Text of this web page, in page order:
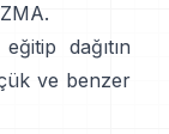
.
dağıtın
ve benzer